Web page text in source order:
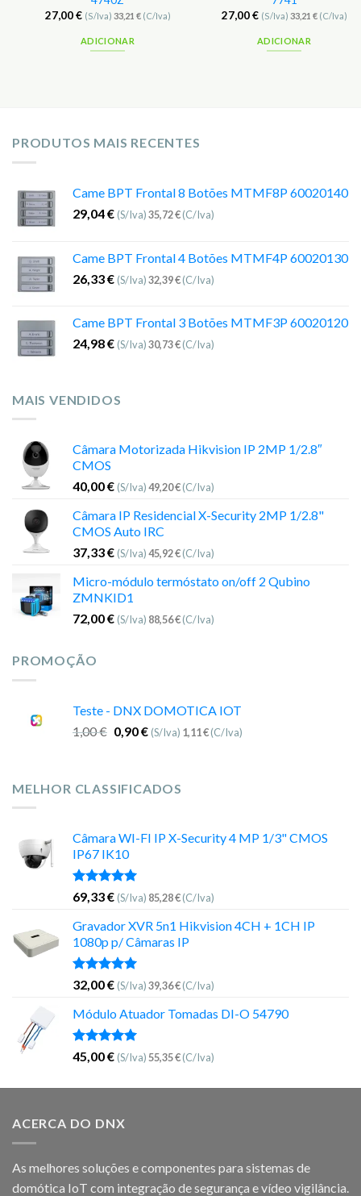
27,00€ (S/Iva) 33,21 €(C/Iva)
ADICIONAR
27,00€ (S/Iva) 33,21 €(C/Iva)
ADICIONAR
PRODUTOS MAIS RECENTES
Came BPT Frontal 8 Botões MTMF8P 60020140
29,04€ (S/Iva)35,72€(C/Iva)
Came BPT Frontal 4 Botões MTMF4P 60020130
26,33€ (S/Iva)32,39€(C/Iva)
Came BPT Frontal 3 Botões MTMF3P 60020120
24,98€ (S/Iva)30,73€(C/Iva)
MAIS VENDIDOS
Câmara Motorizada Hikvision IP 2MP 1/2.8″
CMOS
40,00€ (S/Iva)49,20€(C/Iva)
Câmara IP Residencial X-Security 2MP 1/2.8"
CMOS Auto IRC
37,33€ (S/Iva)45,92€(C/Iva)
Micro-módulo termóstato on/off 2 Qubino
ZMNKID1
72,00€ (S/Iva) 88,56€(C/Iva)
PROMOÇÃO
Teste - DNX DOMOTICA IOT
1,00€ 0,90€ (S/Iva) 1,11€(C/Iva)
MELHOR CLASSIFICADOS
Câmara WI-FI IP X-Security 4 MP 1/3" CMOS
IP67 IK10
Avaliação
5.00
de 5
69,33€ (S/Iva) 85,28€(C/Iva)
Gravador XVR 5n1 Hikvision 4CH + 1CH IP
1080p p/ Câmaras IP
Avaliação
5.00
de 5
32,00€ (S/Iva)39,36€(C/Iva)
Módulo Atuador Tomadas DI-O 54790
Avaliação
5.00
de 5
45,00€ (S/Iva)55,35€(C/Iva)
ACERCA DO DNX
As melhores soluções e componentes para sistemas de
domótica IoT com integração de segurança e vídeo vigilância.